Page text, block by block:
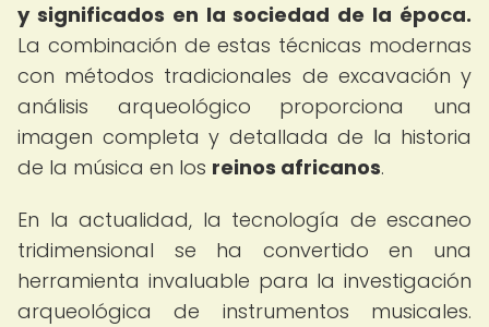
y significados en la sociedad de la época.
La combinación de estas técnicas modernas
con métodos tradicionales de excavación y
análisis arqueológico proporciona una
imagen completa y detallada de la historia
de la música en los reinos africanos.
En la actualidad, la tecnología de escaneo
tridimensional se ha convertido en una
herramienta invaluable para la investigación
arqueológica de instrumentos musicales.